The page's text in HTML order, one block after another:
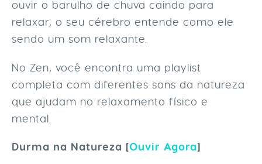
ouvir o barulho de chuva caindo para
relaxar, o seu cérebro entende como ele
sendo um som relaxante.
No Zen, você encontra uma playlist
completa com diferentes sons da natureza
que ajudam no relaxamento físico e
mental.
Durma na Natureza [Ouvir Agora]